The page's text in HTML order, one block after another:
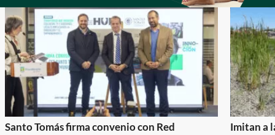
Santo Tomás firma convenio con Red
Imitan a